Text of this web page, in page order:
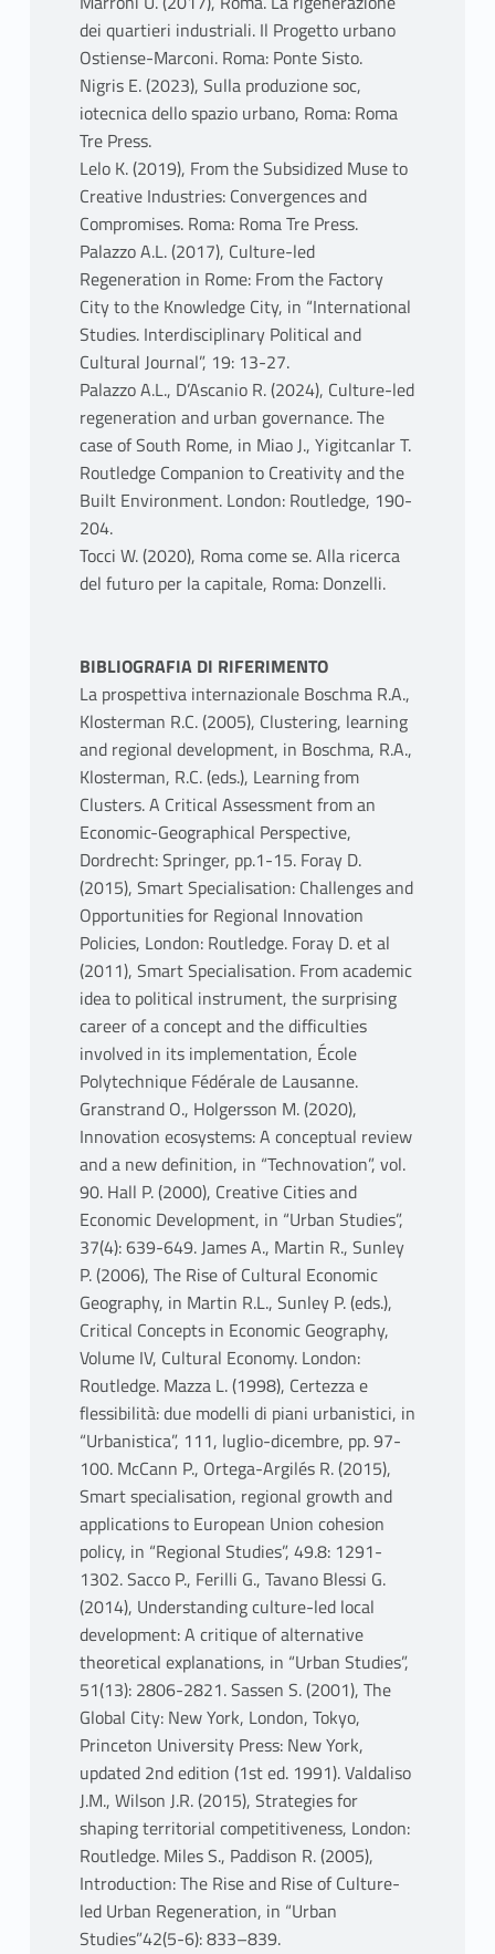
dei quartieri industriali. Il Progetto urbano
Ostiense-Marconi. Roma: Ponte Sisto.
Nigris E. (2023), Sulla produzione soc,
iotecnica dello spazio urbano, Roma: Roma
Tre Press.
Lelo K. (2019), From the Subsidized Muse to
Creative Industries: Convergences and
Compromises. Roma: Roma Tre Press.
Palazzo A.L. (2017), Culture-led
Regeneration in Rome: From the Factory
City to the Knowledge City, in “International
Studies. Interdisciplinary Political and
Cultural Journal”, 19: 13-27.
Palazzo A.L., D’Ascanio R. (2024), Culture-led
regeneration and urban governance. The
case of South Rome, in Miao J., Yigitcanlar T.
Routledge Companion to Creativity and the
Built Environment. London: Routledge, 190-
204.
Tocci W. (2020), Roma come se. Alla ricerca
del futuro per la capitale, Roma: Donzelli.
BIBLIOGRAFIA DI RIFERIMENTO
La prospettiva internazionale Boschma R.A.,
Klosterman R.C. (2005), Clustering, learning
and regional development, in Boschma, R.A.,
Klosterman, R.C. (eds.), Learning from
Clusters. A Critical Assessment from an
Economic-Geographical Perspective,
Dordrecht: Springer, pp.1-15. Foray D.
(2015), Smart Specialisation: Challenges and
Opportunities for Regional Innovation
Policies, London: Routledge. Foray D. et al
(2011), Smart Specialisation. From academic
idea to political instrument, the surprising
career of a concept and the difficulties
involved in its implementation, École
Polytechnique Fédérale de Lausanne.
Granstrand O., Holgersson M. (2020),
Innovation ecosystems: A conceptual review
and a new definition, in “Technovation”, vol.
90. Hall P. (2000), Creative Cities and
Economic Development, in “Urban Studies”,
37(4): 639-649. James A., Martin R., Sunley
P. (2006), The Rise of Cultural Economic
Geography, in Martin R.L., Sunley P. (eds.),
Critical Concepts in Economic Geography,
Volume IV, Cultural Economy. London:
Routledge. Mazza L. (1998), Certezza e
flessibilità: due modelli di piani urbanistici, in
“Urbanistica”, 111, luglio-dicembre, pp. 97-
100. McCann P., Ortega-Argilés R. (2015),
Smart specialisation, regional growth and
applications to European Union cohesion
policy, in “Regional Studies”, 49.8: 1291-
1302. Sacco P., Ferilli G., Tavano Blessi G.
(2014), Understanding culture-led local
development: A critique of alternative
theoretical explanations, in “Urban Studies”,
51(13): 2806-2821. Sassen S. (2001), The
Global City: New York, London, Tokyo,
Princeton University Press: New York,
updated 2nd edition (1st ed. 1991). Valdaliso
J.M., Wilson J.R. (2015), Strategies for
shaping territorial competitiveness, London:
Routledge. Miles S., Paddison R. (2005),
Introduction: The Rise and Rise of Culture-
led Urban Regeneration, in “Urban
Studies”42(5-6): 833–839.